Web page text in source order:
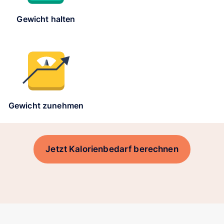
Gewicht halten
Gewicht zunehmen
Jetzt Kalorienbedarf berechnen